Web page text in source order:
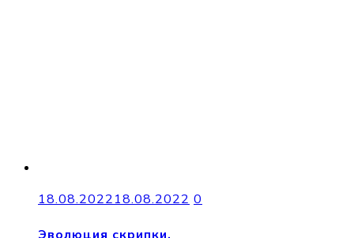
18.08.202218.08.2022 0